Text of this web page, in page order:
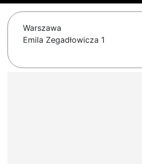
Warszawa
Emila Zegadłowicza 1